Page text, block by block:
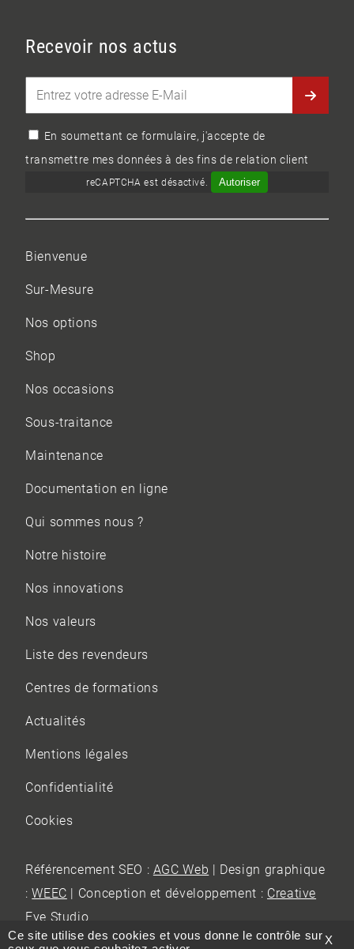
Recevoir nos actus
En soumettant ce formulaire, j'accepte de
transmettre mes données à des fins de relation client
reCAPTCHA est désactivé. Autoriser
Bienvenue
Sur-Mesure
Nos options
Shop
Nos occasions
Sous-traitance
Maintenance
Documentation en ligne
Qui sommes nous ?
Notre histoire
Nos innovations
Nos valeurs
Liste des revendeurs
Centres de formations
Actualités
Mentions légales
Confidentialité
Cookies
Référencement SEO : AGC Web | Design graphique
:WEEC | Conception et développement : Creative
Eye Studio
X
Ce site utilise des cookies et vous donne le contrôle sur